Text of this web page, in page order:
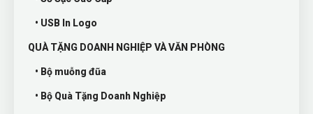
• USB In Logo
QUÀ TẶNG DOANH NGHIỆP VÀ VĂN PHÒNG
• Bộ muỗng đũa
• Bộ Quà Tặng Doanh Nghiệp